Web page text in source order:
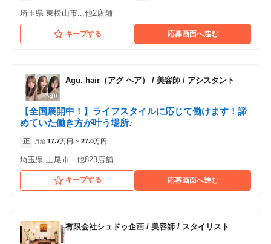
埼玉県 東松山市...他2店舗
キープする 応募画面へ進む
Agu. hair（アグ ヘア） / 美容師 / アシスタント
【全国展開中！】ライフスタイルに応じて働けます！諦
めていた働き方が叶う場所♪
正 月給 17.7万円 ~ 27.0万円
埼玉県 上尾市...他823店舗
キープする 応募画面へ進む
有限会社シュドゥ企画 / 美容師 / スタイリスト